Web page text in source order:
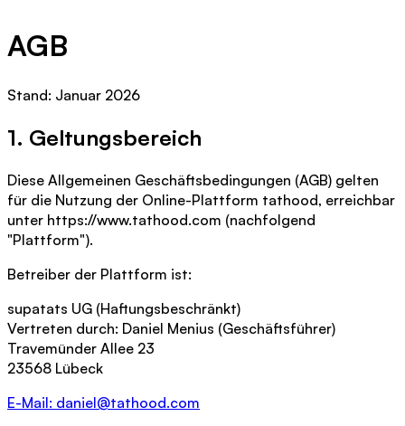
AGB
Stand: Januar 2026
1. Geltungsbereich
Diese Allgemeinen Geschäftsbedingungen (AGB) gelten
für die Nutzung der Online-Plattform tathood, erreichbar
unter https://www.tathood.com (nachfolgend
"Plattform").
Betreiber der Plattform ist:
supatats UG (Haftungsbeschränkt)
Vertreten durch: Daniel Menius (Geschäftsführer)
Travemünder Allee 23
23568 Lübeck
E-Mail: daniel@tathood.com